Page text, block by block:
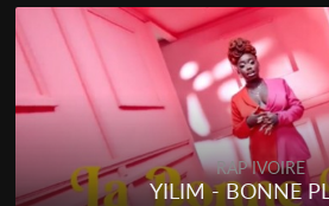
RAP IVOIRE
YILIM - BONNE